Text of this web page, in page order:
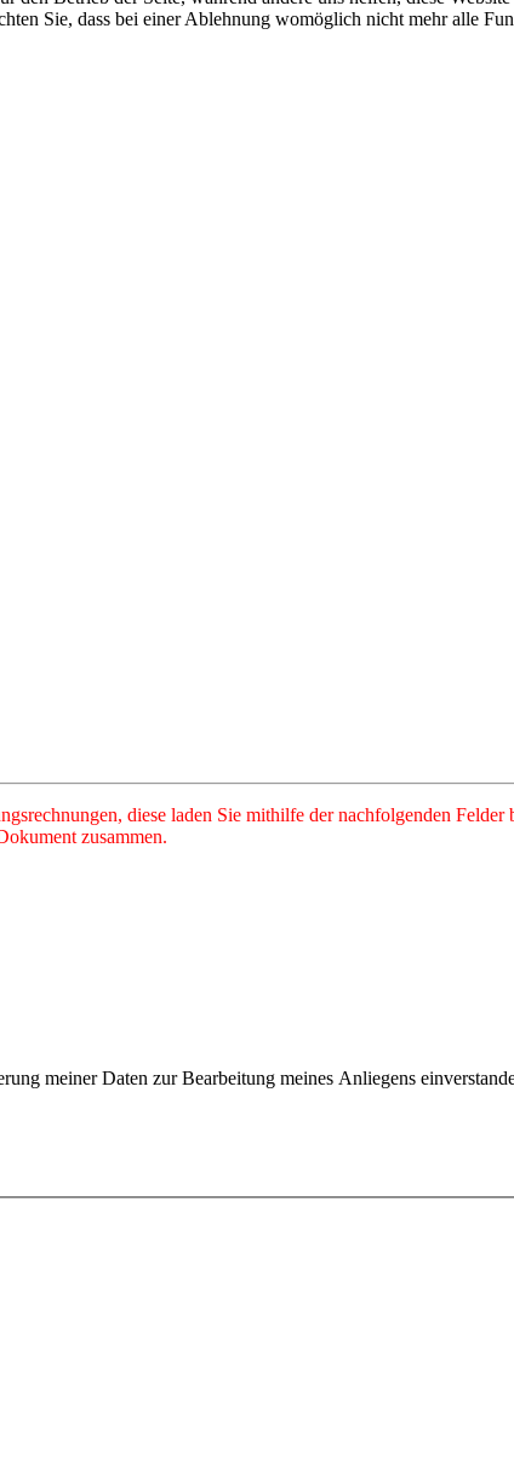
diese laden Sie mithilfe der nachfolgenden
zusammen.
meiner Daten zur Bearbeitung meines Anliegens
Sie, dass bei einer Ablehnung womöglich nicht mehr alle